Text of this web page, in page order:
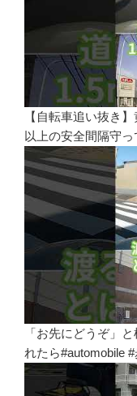
【自転車追い抜き
以上の安全間隔守
「お先にどうぞ」
れたら#automobile